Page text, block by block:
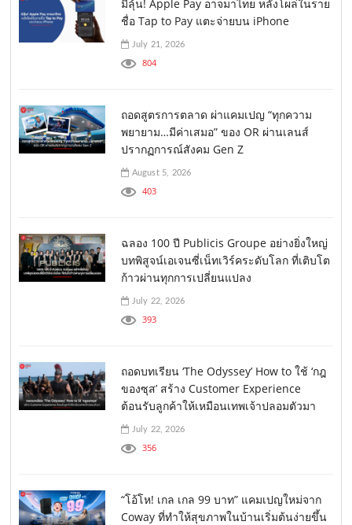
มีลุ้น! Apple Pay อาจมาไทย หลังโผล่ในราย
ชื่อ Tap to Pay แตะจ่ายบน iPhone
July 21, 2026
804
ถอดสูตรการตลาด ผ่าแคมเปญ “ทุกความ
พยายาม…มีค่าเสมอ” ของ OR ผ่านเลนส์
ปรากฏการณ์สังคม Gen Z
August 5, 2026
403
ฉลอง 100 ปี Publicis Groupe อย่างยิ่งใหญ่
บทพิสูจน์เอเจนซี่เน็ทเวิร์คระดับโลก ที่เติบโต
ก้าวผ่านทุกการเปลี่ยนแปลง
July 22, 2026
393
ถอดบทเรียน ‘The Odyssey’ How to ใช้ ‘กฎ
ของซุส’ สร้าง Customer Experience
ต้อนรับลูกค้าให้เหมือนเทพเจ้าปลอมตัวมา
July 22, 2026
356
“โอ้โห! เกล เกล 99 บาท” แคมเปญใหม่จาก
Coway ที่ทำให้สุขภาพในบ้านเริ่มต้นง่ายขึ้น